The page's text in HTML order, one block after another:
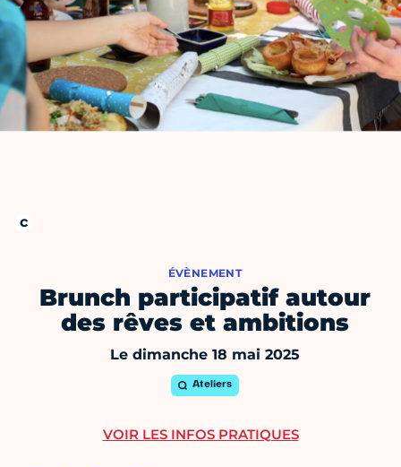
ÉVÈNEMENT
Brunch participatif autour
des rêves et ambitions
Le dimanche 18 mai 2025
Ateliers
VOIR LES INFOS PRATIQUES